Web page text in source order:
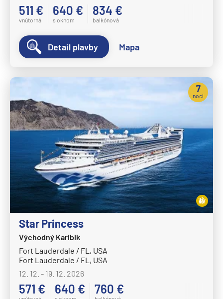
511 €
vnútorná
640 €
s oknom
834 €
balkónová
Detail plavby Mapa
Star Princess
Východný Karibik
Fort Lauderdale / FL, USA
Fort Lauderdale / FL, USA
12. 12. - 19. 12. 2026
571 € 640 € 760 €
7
nocí